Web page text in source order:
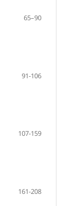
65–90
91-106
107-159
161-208